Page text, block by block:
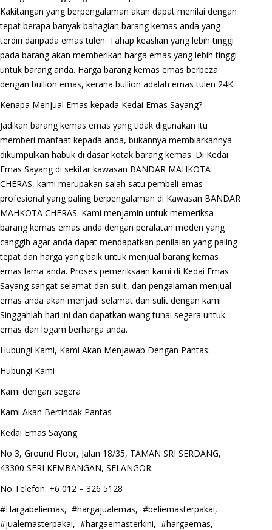
Kakitangan yang berpengalaman akan dapat menilai dengan
tepat berapa banyak bahagian barang kemas anda yang
terdiri daripada emas tulen. Tahap keaslian yang lebih tinggi
pada barang akan memberikan harga emas yang lebih tinggi
untuk barang anda. Harga barang kemas emas berbeza
dengan bullion emas, kerana bullion adalah emas tulen 24K.
Kenapa Menjual Emas kepada Kedai Emas Sayang?
Jadikan barang kemas emas yang tidak digunakan itu
memberi manfaat kepada anda, bukannya membiarkannya
dikumpulkan habuk di dasar kotak barang kemas. Di Kedai
Emas Sayang di sekitar kawasan BANDAR MAHKOTA
CHERAS, kami merupakan salah satu pembeli emas
profesional yang paling berpengalaman di Kawasan BANDAR
MAHKOTA CHERAS. Kami menjamin untuk memeriksa
barang kemas emas anda dengan peralatan moden yang
canggih agar anda dapat mendapatkan penilaian yang paling
tepat dan harga yang baik untuk menjual barang kemas
emas lama anda. Proses pemeriksaan kami di Kedai Emas
Sayang sangat selamat dan sulit, dan pengalaman menjual
emas anda akan menjadi selamat dan sulit dengan kami.
Singgahlah hari ini dan dapatkan wang tunai segera untuk
emas dan logam berharga anda.
Hubungi Kami, Kami Akan Menjawab Dengan Pantas:
Hubungi Kami
Kami dengan segera
Kami Akan Bertindak Pantas
Kedai Emas Sayang
No 3, Ground Floor, Jalan 18/35, TAMAN SRI SERDANG,
43300 SERI KEMBANGAN, SELANGOR.
No Telefon: +6 012 – 326 5128
#Hargabeliemas, #hargajualemas, #beliemasterpakai,
#jualemasterpakai, #hargaemasterkini, #hargaemas,